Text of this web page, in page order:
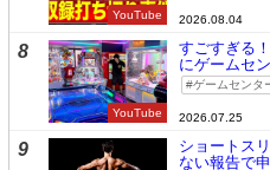
YouTube 2026.08.04
8
YouTube
すごすぎる
にゲームセ
ゲームセンタ
2026.07.25
9
ショートス
ない報告で